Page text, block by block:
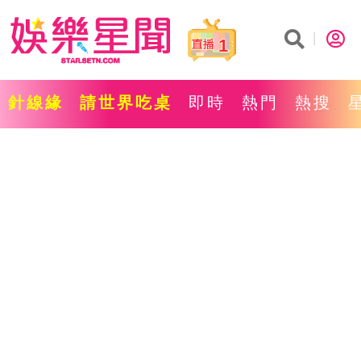
1
針線緣 請世界吃桌 即時 熱門 熱搜